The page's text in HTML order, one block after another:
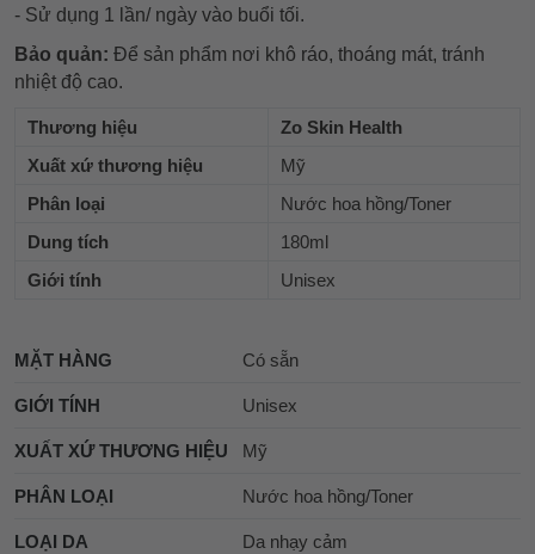
- Sử dụng 1 lần/ ngày vào buổi tối.
Bảo quản: Để sản phẩm nơi khô ráo, thoáng mát, tránh
nhiệt độ cao.
Thương hiệu
Zo Skin Health
Xuất xứ thương hiệu
Mỹ
Phân loại
Nước hoa hồng/Toner
Dung tích
180ml
Giới tính
Unisex
MẶT HÀNG Có sẵn
GIỚI TÍNH Unisex
XUẤT XỨ THƯƠNG HIỆU Mỹ
PHÂN LOẠI Nước hoa hồng/Toner
LOẠI DA Da nhạy cảm